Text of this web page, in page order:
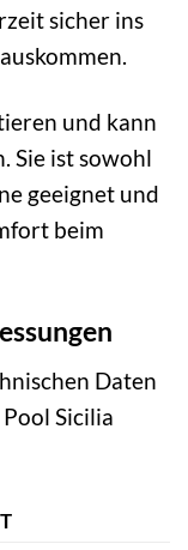
sicher ins
und kann
Sie ist sowohl
geeignet und
beim
Daten
Sicilia